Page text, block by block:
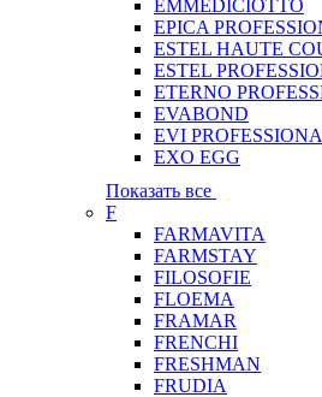
EMMEDICIOTTO
EPICA
ESTEL HAUTE
ESTEL
ETERNO
EVABOND
EVI
EXO EGG
Показать все
F
FARMAVITA
FARMSTAY
FILOSOFIE
FLOEMA
FRAMAR
FRENCHI
FRESHMAN
FRUDIA